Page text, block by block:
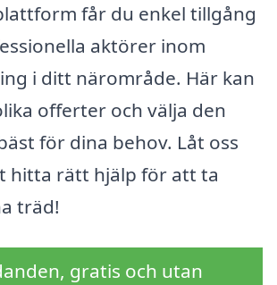
får du enkel tillgång
aktörer inom
i ditt närområde. Här kan
offerter och välja den
för dina behov. Låt oss
hitta rätt hjälp för att ta
träd!
gratis och utan